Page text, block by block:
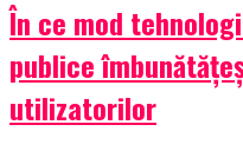
În ce mod
publice
utilizatorilor